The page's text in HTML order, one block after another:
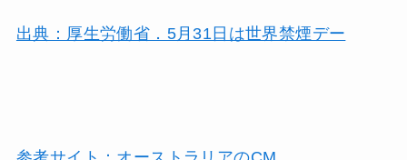
出典：厚生労働省．5月31日は世界禁煙デー